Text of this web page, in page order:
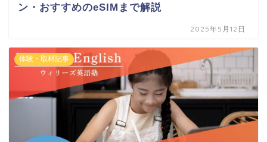
ン・おすすめのeSIMまで解説
2025年5月12日
体験・取材記事